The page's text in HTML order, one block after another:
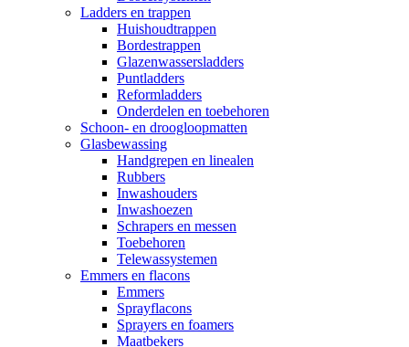
Ladders en trappen
Huishoudtrappen
Bordestrappen
Glazenwassersladders
Puntladders
Reformladders
Onderdelen en toebehoren
Schoon- en droogloopmatten
Glasbewassing
Handgrepen en linealen
Rubbers
Inwashouders
Inwashoezen
Schrapers en messen
Toebehoren
Telewassystemen
Emmers en flacons
Emmers
Sprayflacons
Sprayers en foamers
Maatbekers